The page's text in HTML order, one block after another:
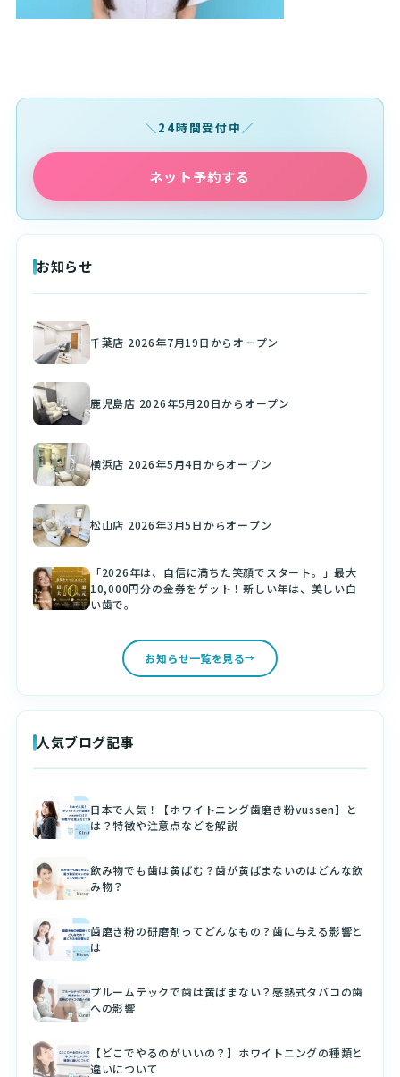
24時間受付中
ネット予約する
お知らせ
千葉店 2026年7月19日からオープン
鹿児島店 2026年5月20日からオープン
横浜店 2026年5月4日からオープン
松山店 2026年3月5日からオープン
「2026年は、自信に満ちた笑顔でスタート。」最大
10,000円分の金券をゲット！新しい年は、美しい白
い歯で。
お知らせ一覧を見る
人気ブログ記事
日本で人気！【ホワイトニング歯磨き粉vussen】と
は？特徴や注意点などを解説
飲み物でも歯は黄ばむ？歯が黄ばまないのはどんな飲
み物？
歯磨き粉の研磨剤ってどんなもの？歯に与える影響と
は
プルームテックで歯は黄ばまない？感熱式タバコの歯
への影響
【どこでやるのがいいの？】ホワイトニングの種類と
違いについて